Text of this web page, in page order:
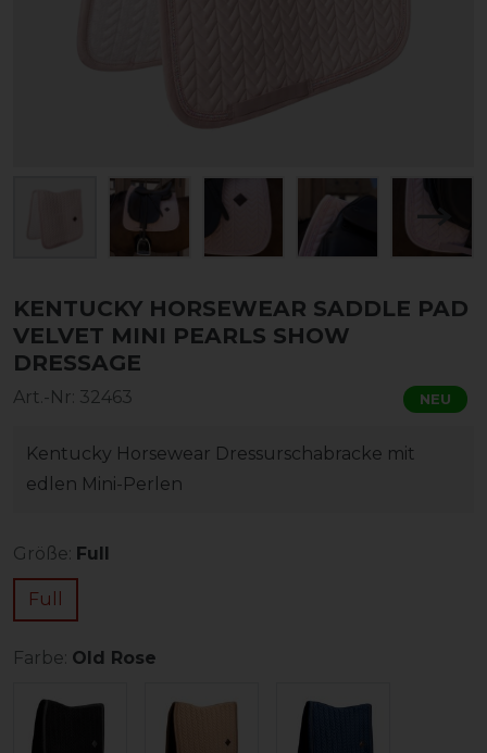
KENTUCKY HORSEWEAR SADDLE PAD
VELVET MINI PEARLS SHOW
DRESSAGE
Art.-Nr: 32463 NEU
Kentucky Horsewear Dressurschabracke mit
edlen Mini-Perlen
Größe: Full
Full
Farbe: Old Rose